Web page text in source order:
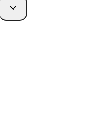
Переключить
дочернее